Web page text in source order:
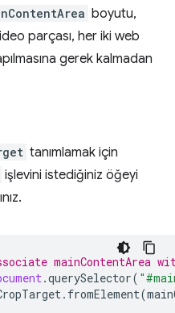
boyutu,
parçası, her iki web
gerek kalmadan
tanımlamak için
işlevini istediğiniz öğeyi
mainContentArea
.querySelector(
. fromElement(